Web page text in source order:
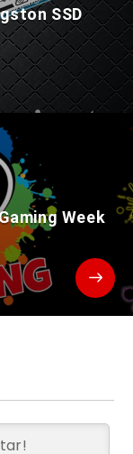
SSD
Week